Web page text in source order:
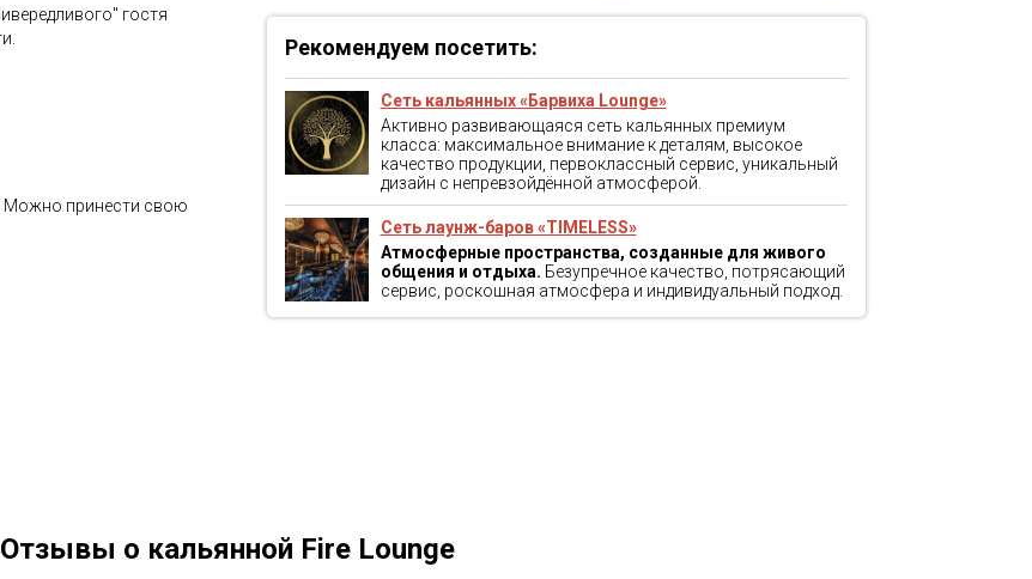
Рекомендуем посетить:
Сеть кальянных «Барвиха Lounge»
Активно развивающаяся сеть кальянных премиум
класса: максимальное внимание к деталям, высокое
качество продукции, первоклассный сервис, уникальный
дизайн с непревзойдённой атмосферой.
Сеть лаунж-баров «TIMELESS»
Атмосферные пространства, созданные для живого
общения и отдыха. Безупречное качество, потрясающий
сервис, роскошная атмосфера и индивидуальный подход.
гостя
Можно принести свою
Отзывы о кальянной Fire Lounge